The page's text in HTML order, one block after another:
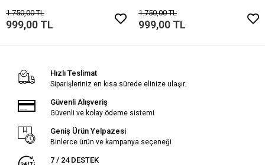
1.750,00 TL
999,00 TL
1.750,00 TL
999,00 TL
Hızlı Teslimat
Siparişleriniz en kısa sürede elinize ulaşır.
Güvenli Alışveriş
Güvenli ve kolay ödeme sistemi
Geniş Ürün Yelpazesi
Binlerce ürün ve kampanya seçeneği
7 / 24 DESTEK